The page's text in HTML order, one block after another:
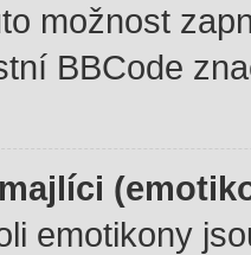
možnost
BBCode
emotikony